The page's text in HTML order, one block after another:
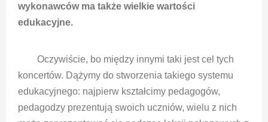
wykonawców ma także wielkie wartości
edukacyjne.
Oczywiście, bo między innymi taki jest cel tych
koncertów. Dążymy do stworzenia takiego systemu
edukacyjnego: najpierw kształcimy pedagogów,
pedagodzy prezentują swoich uczniów, wielu z nich